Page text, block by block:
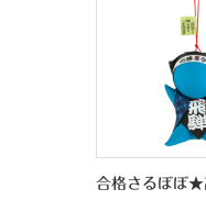
合格さるぼぼ★